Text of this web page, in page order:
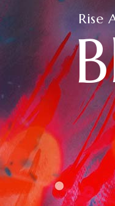
Contact Form
Icon With Text
Separators
Tabs
Icon With Text
Rise